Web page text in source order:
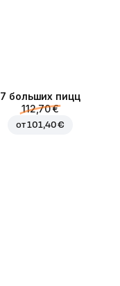
7 больших пицц
112,70 €
от101,40 €